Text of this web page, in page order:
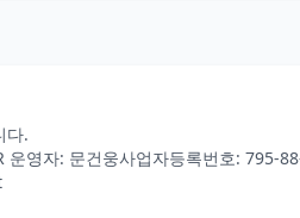
다.
운영자: 문건웅사업자등록번호: 795-